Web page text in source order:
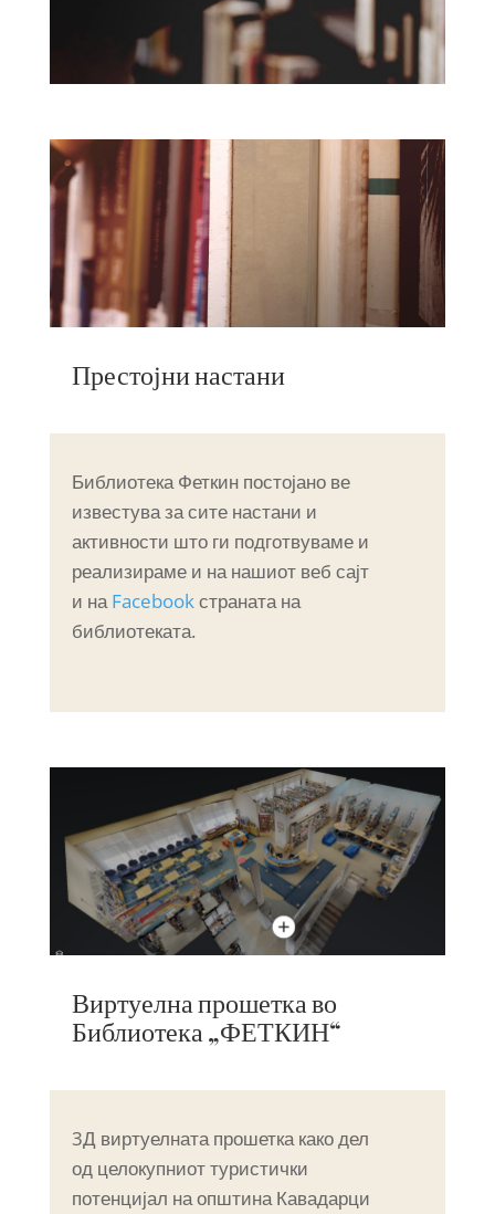
Престојни настани
Библиотека Феткин постојано ве
известува за сите настани и
активности што ги подготвуваме и
реализираме и на нашиот веб сајт
и наFacebookстраната на
библиотеката.
Виртуелна прошетка во
Библиотека „ФЕТКИН“
3Д виртуелната прошетка како дел
од целокупниот туристички
потенцијал на општина Кавадарци